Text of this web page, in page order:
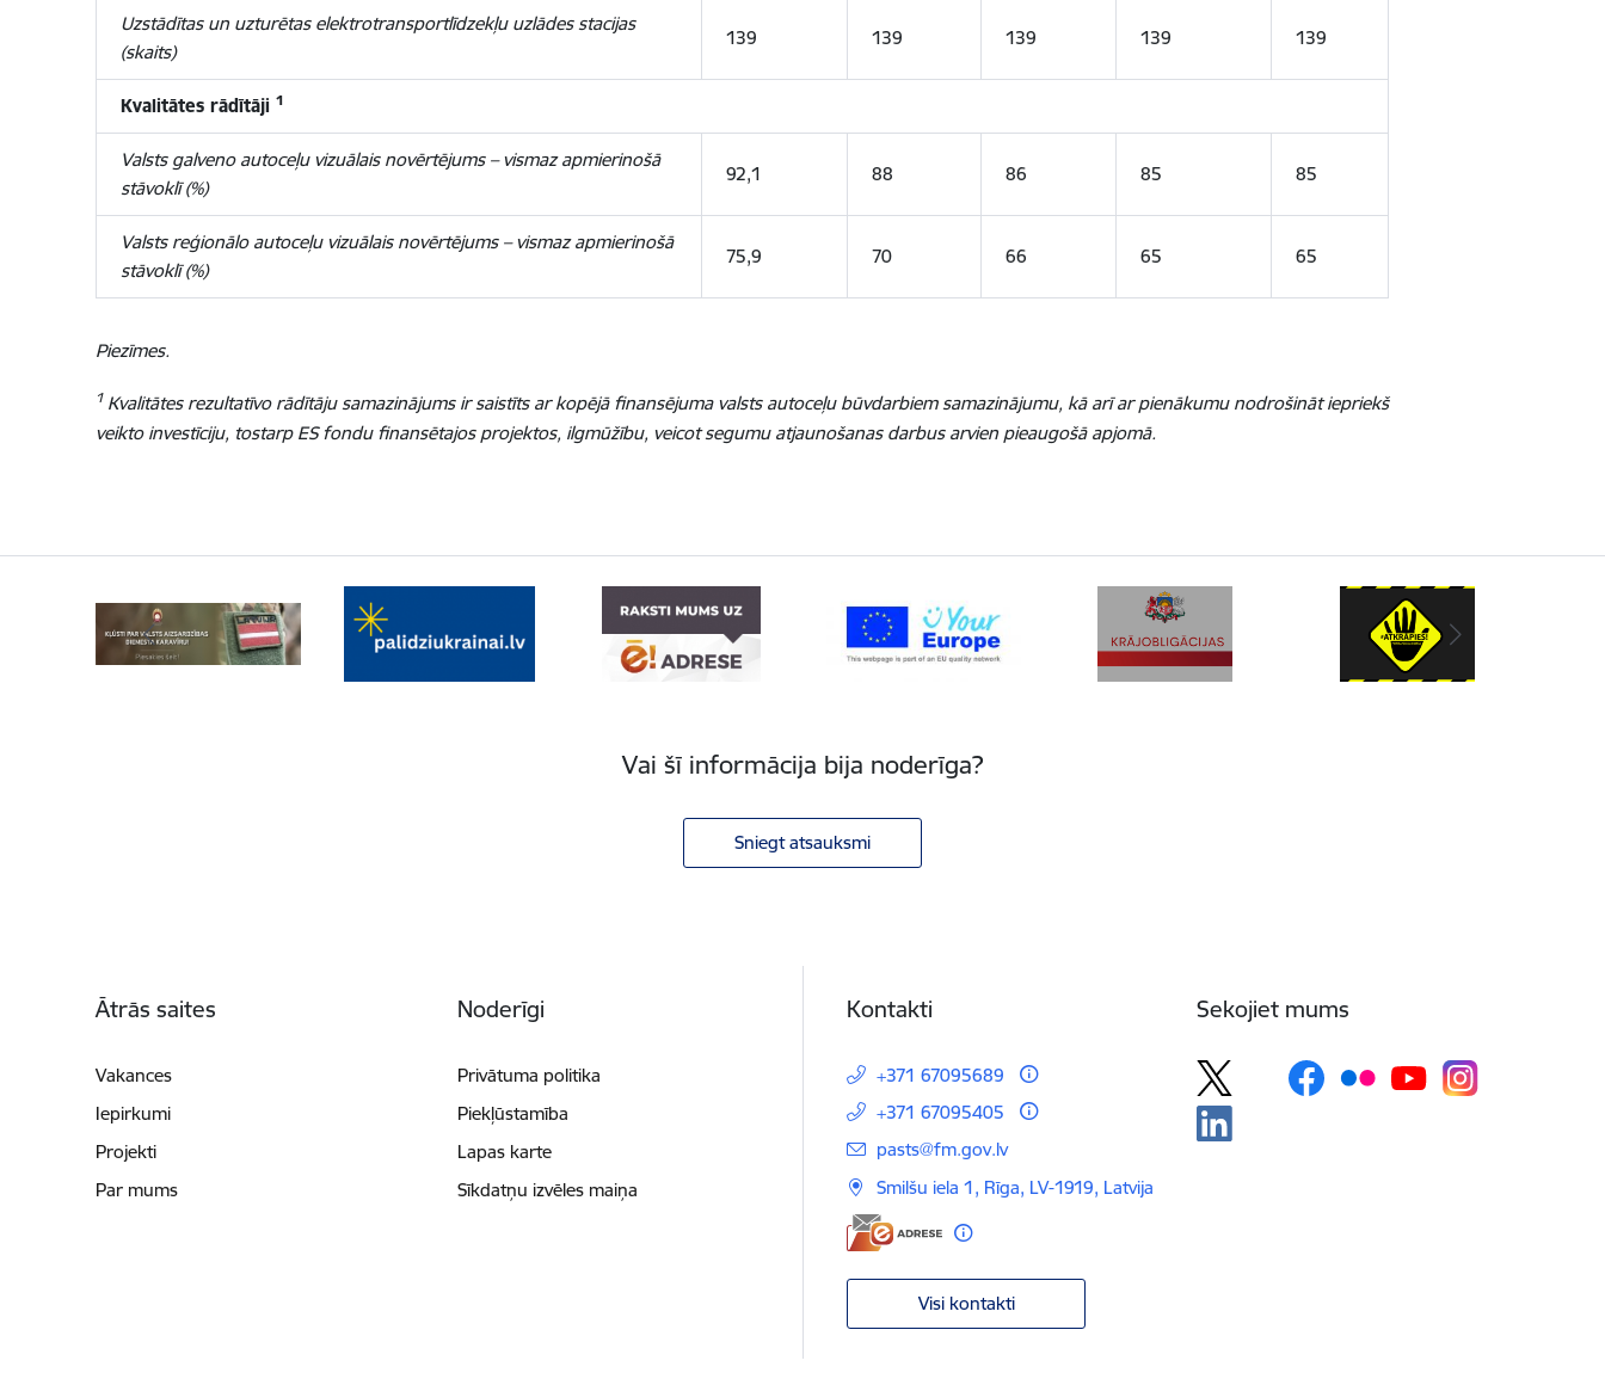
Uzstādītas un uzturētas elektrotransportlīdzekļu uzlādes stacijas
(skaits)
139 139 139 139 139
Kvalitātes rādītāji 1
Valsts galveno autoceļu vizuālais novērtējums – vismaz apmierinošā
stāvoklī (%)
92,1 88 86 85 85
Valsts reģionālo autoceļu vizuālais novērtējums – vismaz apmierinošā
stāvoklī (%)
75,9 70 66 65 65
Piezīmes.
1Kvalitātes rezultatīvo rādītāju samazinājums ir saistīts ar kopējā finansējuma valsts autoceļu būvdarbiem samazinājumu, kā arī ar pienākumu nodrošināt iepriekš
veikto investīciju, tostarp ES fondu finansētajos projektos, ilgmūžību, veicot segumu atjaunošanas darbus arvien pieaugošā apjomā.
Vai šī informācija bija noderīga?
Sniegt atsauksmi
Ātrās saites
Vakances
Iepirkumi
Projekti
Par mums
Noderīgi
Privātuma politika
Piekļūstamība
Lapas karte
Sīkdatņu izvēles maiņa
Kontakti
+371 67095689
+371 67095405
E-pasts:
pasts@fm.gov.lv
Smilšu iela 1, Rīga, LV-1919, Latvija
Visi kontakti
Sekojiet mums